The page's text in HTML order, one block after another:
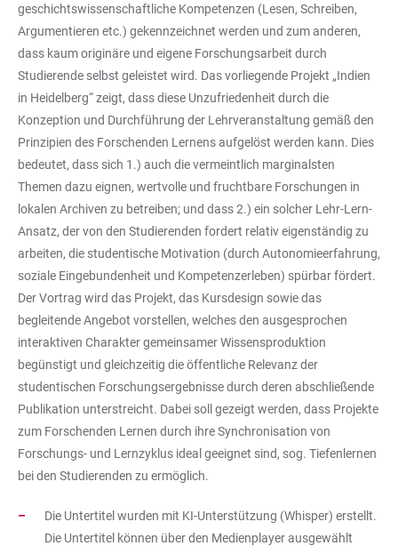
geschichtswissenschaftliche Kompetenzen (Lesen, Schreiben,
Argumentieren etc.) gekennzeichnet werden und zum anderen,
dass kaum originäre und eigene Forschungsarbeit durch
Studierende selbst geleistet wird. Das vorliegende Projekt „Indien
in Heidelberg“ zeigt, dass diese Unzufriedenheit durch die
Konzeption und Durchführung der Lehrveranstaltung gemäß den
Prinzipien des Forschenden Lernens aufgelöst werden kann. Dies
bedeutet, dass sich 1.) auch die vermeintlich marginalsten
Themen dazu eignen, wertvolle und fruchtbare Forschungen in
lokalen Archiven zu betreiben; und dass 2.) ein solcher Lehr-Lern-
Ansatz, der von den Studierenden fordert relativ eigenständig zu
arbeiten, die studentische Motivation (durch Autonomieerfahrung,
soziale Eingebundenheit und Kompetenzerleben) spürbar fördert.
Der Vortrag wird das Projekt, das Kursdesign sowie das
begleitende Angebot vorstellen, welches den ausgesprochen
interaktiven Charakter gemeinsamer Wissensproduktion
begünstigt und gleichzeitig die öffentliche Relevanz der
studentischen Forschungsergebnisse durch deren abschließende
Publikation unterstreicht. Dabei soll gezeigt werden, dass Projekte
zum Forschenden Lernen durch ihre Synchronisation von
Forschungs- und Lernzyklus ideal geeignet sind, sog. Tiefenlernen
bei den Studierenden zu ermöglich.
Die Untertitel wurden mit KI-Unterstützung (Whisper) erstellt.
Die Untertitel können über den Medienplayer ausgewählt